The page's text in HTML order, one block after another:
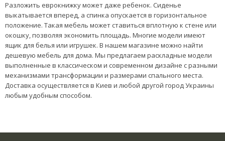
Разложить еврокнижку может даже ребенок. Сиденье
выкатывается вперед, а спинка опускается в горизонтальное
положение. Такая мебель может ставиться вплотную к стене или
окошку, позволяя экономить площадь. Многие модели имеют
ящик для белья или игрушек. В нашем магазине можно найти
дешевую мебель для дома. Мы предлагаем раскладные модели
выполненные в классическом и современном дизайне с разными
механизмами трансформации и размерами спального места.
Доставка осуществляется в Киев и любой другой город Украины
любым удобным способом.